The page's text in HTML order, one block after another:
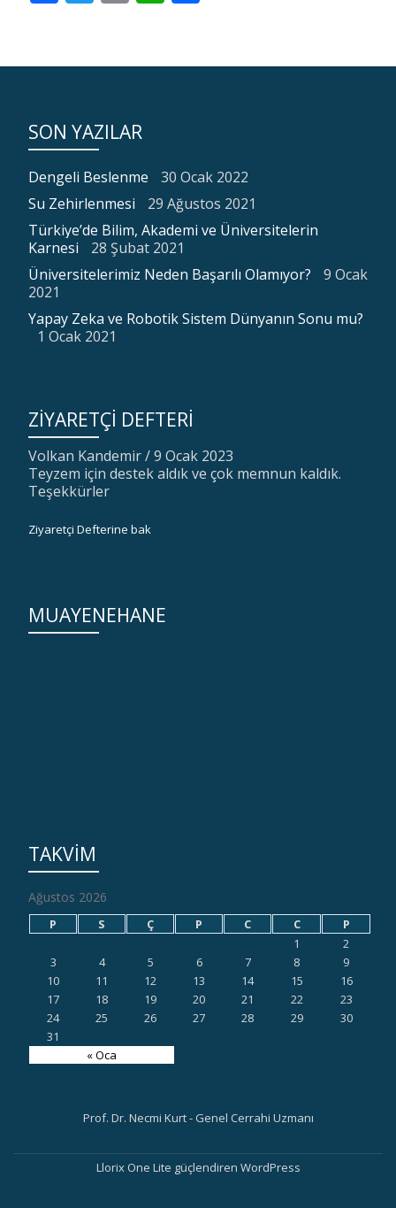
SON YAZILAR
Dengeli Beslenme
30 Ocak 2022
Su Zehirlenmesi
29 Ağustos 2021
Türkiye’de Bilim, Akademi ve Üniversitelerin
Karnesi
28 Şubat 2021
Üniversitelerimiz Neden Başarılı Olamıyor?
9 Ocak
2021
Yapay Zeka ve Robotik Sistem Dünyanın Sonu mu?
1 Ocak 2021
ZIYARETÇI DEFTERI
Volkan Kandemir/9 Ocak 2023
Teyzem için destek aldık ve çok memnun kaldık.
Teşekkürler
Ziyaretçi Defterine bak
MUAYENEHANE
TAKVIM
Ağustos 2026
P S Ç P C C P
« Oca
1
2
3
4 5 6 7 8
9
10
11 12 13 14 15
16
17
18 19 20 21 22
23
24
25 26 27 28 29
30
31
Prof. Dr. Necmi Kurt - Genel Cerrahi Uzmanı
İ
Llorix One Lite güçlendiren WordPress